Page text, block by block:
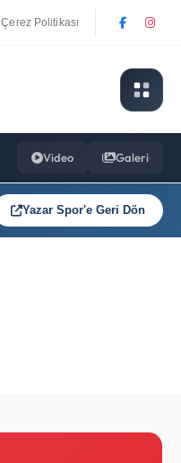
Çerez Politikası
Video Galeri
Yazar Spor'e Geri Dön